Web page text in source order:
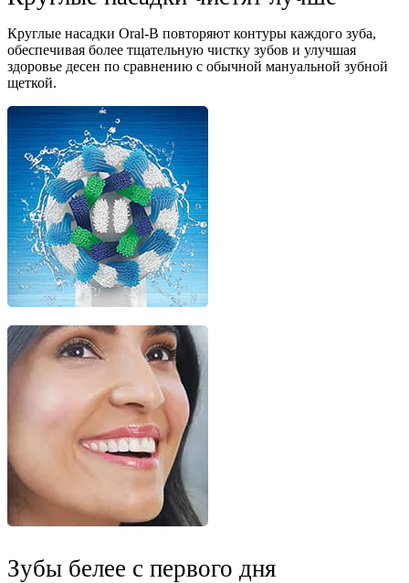
Круглые насадки Oral-B повторяют контуры каждого зуба,
обеспечивая более тщательную чистку зубов и улучшая
здоровье десен по сравнению с обычной мануальной зубной
щеткой.
Зубы белее с первого дня